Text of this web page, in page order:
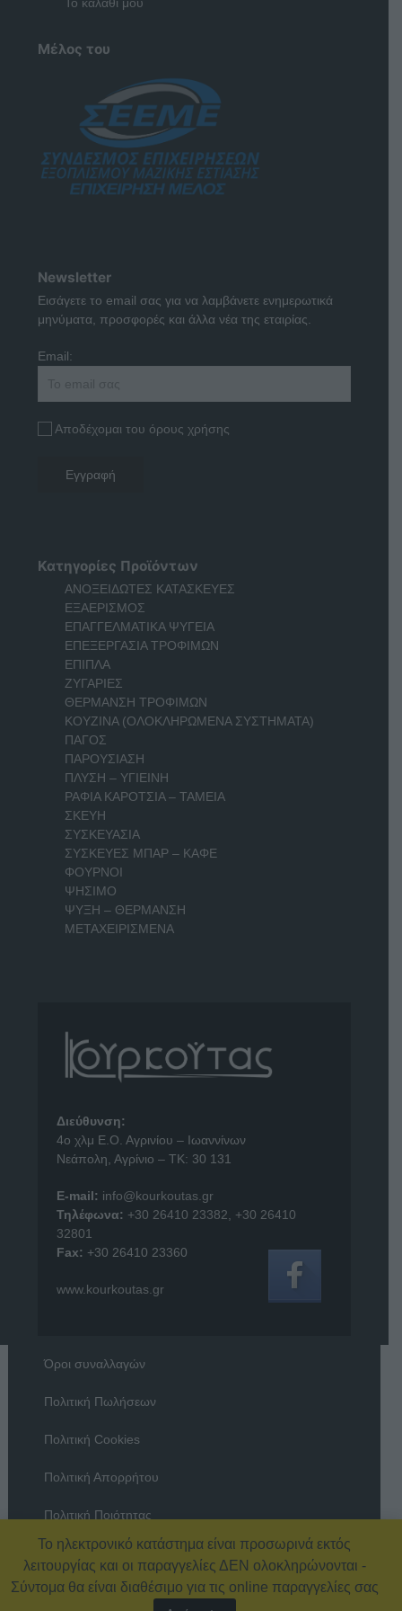
Μέλος του
Newsletter
Εισάγετε το email σας για να λαμβάνετε ενημερωτικά
μηνύματα, προσφορές και άλλα νέα της εταιρίας.
Email:
Αποδέχομαι του όρους χρήσης
Κατηγορίες Προϊόντων
ΑΝΟΞΕΙΔΩΤΕΣ ΚΑΤΑΣΚΕΥΕΣ
ΕΞΑΕΡΙΣΜΟΣ
ΕΠΑΓΓΕΛΜΑΤΙΚΑ ΨΥΓΕΙΑ
ΕΠΕΞΕΡΓΑΣΙΑ ΤΡΟΦΙΜΩΝ
ΕΠΙΠΛΑ
ΖΥΓΑΡΙΕΣ
ΘΕΡΜΑΝΣΗ ΤΡΟΦΙΜΩΝ
ΚΟΥΖΙΝΑ (ΟΛΟΚΛΗΡΩΜΕΝΑ ΣΥΣΤΗΜΑΤΑ)
ΠΑΓΟΣ
ΠΑΡΟΥΣΙΑΣΗ
ΠΛΥΣΗ – ΥΓΙΕΙΝΗ
ΡΑΦΙΑ ΚΑΡΟΤΣΙΑ – ΤΑΜΕΙΑ
ΣΚΕΥΗ
ΣΥΣΚΕΥΑΣΙΑ
ΣΥΣΚΕΥΕΣ ΜΠΑΡ – ΚΑΦΕ
ΦΟΥΡΝΟΙ
ΨΗΣΙΜΟ
ΨΥΞΗ – ΘΕΡΜΑΝΣΗ
ΜΕΤΑΧΕΙΡΙΣΜΕΝΑ
Διεύθυνση:
4o χλμ Ε.Ο. Αγρινίου – Ιωαννίνων
Νεάπολη, Αγρίνιο – ΤΚ: 30 131
E-mail: info@kourkoutas.gr
Τηλέφωνα: +30 26410 23382
+30 26410
32801
Fax: +30 26410 23360
www.kourkoutas.gr
Όροι συναλλαγών
Πολιτική Πωλήσεων
Πολιτική Cookies
Πολιτική Απορρήτου
Πολιτική Ποιότητας
Όροι χρήσης
Το ηλεκτρονικό κατάστημα είναι προσωρινά εκτός
λειτουργίας και οι παραγγελίες ΔΕΝ ολοκληρώνονται -
Σύντομα θα είναι διαθέσιμο για τις online παραγγελίες σας